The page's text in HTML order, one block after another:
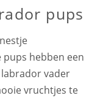
pups
pups hebben een
vader
vruchtjes te